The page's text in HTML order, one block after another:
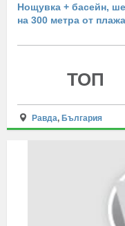
Нощувка + басейн,
на 300 метра от
ТОП
Равда, България